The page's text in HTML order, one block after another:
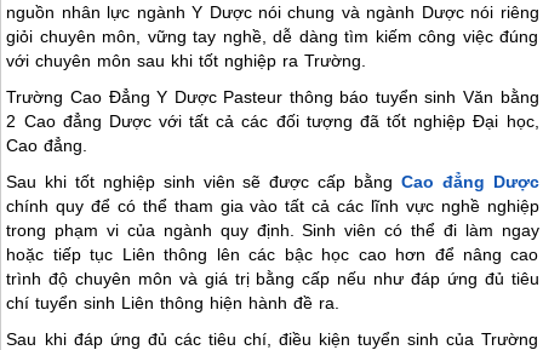
nguồn nhân lực ngành Y Dược nói chung và ngành Dược nói riêng
giỏi chuyên môn, vững tay nghề, dễ dàng tìm kiếm công việc đúng
với chuyên môn sau khi tốt nghiệp ra Trường.
Trường Cao Đẳng Y Dược Pasteur thông báo tuyển sinh Văn bằng
2 Cao đẳng Dược với tất cả các đối tượng đã tốt nghiệp Đại học,
Cao đẳng.
Sau khi tốt nghiệp sinh viên sẽ được cấp bằng Cao đẳng Dược
chính quy để có thể tham gia vào tất cả các lĩnh vực nghề nghiệp
trong phạm vi của ngành quy định. Sinh viên có thể đi làm ngay
hoặc tiếp tục Liên thông lên các bậc học cao hơn để nâng cao
trình độ chuyên môn và giá trị bằng cấp nếu như đáp ứng đủ tiêu
chí tuyển sinh Liên thông hiện hành đề ra.
Sau khi đáp ứng đủ các tiêu chí, điều kiện tuyển sinh của Trường